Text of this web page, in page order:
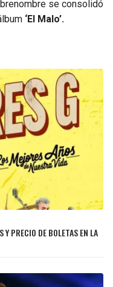
se consolidó
‘El Malo’.
PRECIO DE BOLETAS EN LA